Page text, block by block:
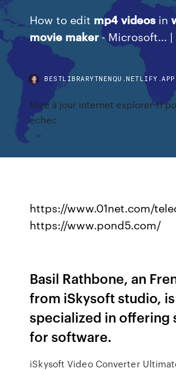
How to edit mp4 videos in
movie maker- Microsoft... |
BESTLIBRARYTNENQU.NETLIFY.APP
Mise à jour internet explorer 11
echec
https://www.01net.com/
https://www.pond5.com/
Basil Rathbone, an
from iSkysoft studio, is
specialized in offering
for software.
iSkysoft Video Converter